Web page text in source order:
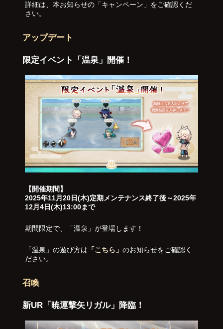
詳細は、本お知らせの「キャンペーン」をご確認くだ
さい。
アップデート
限定イベント「温泉」開催！
【開催期間】
2025年11月20日(木)定期メンテナンス終了後～2025年
12月4日(木)13:00まで
期間限定で、「温泉」が登場します！
「温泉」の遊び方は 「こちら」 のお知らせをご確認く
ださい。
召喚
新UR「暁運撃矢リガル」降臨！